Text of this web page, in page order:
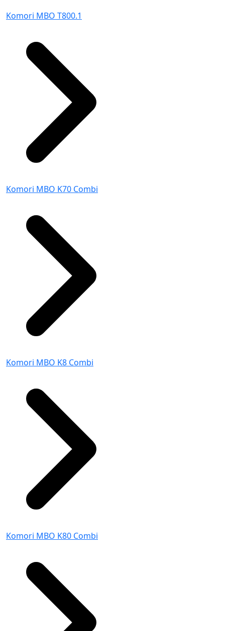
Komori MBO T800.1
Komori MBO K70 Combi
Komori MBO K8 Combi
Komori MBO K80 Combi